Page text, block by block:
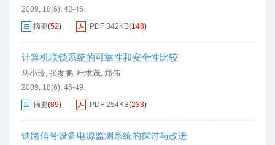
2009, 18(6): 42-46.
摘要(52) PDF 342KB(148)
计算机联锁系统的可靠性和安全性比较
马小玲 张友鹏 杜求茂 郑伟
2009, 18(6): 46-49.
摘要(89) PDF 254KB(233)
铁路信号设备电源监测系统的探讨与改进